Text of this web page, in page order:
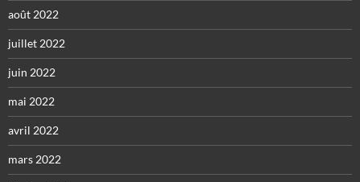
août 2022
juillet 2022
juin 2022
mai 2022
avril 2022
mars 2022